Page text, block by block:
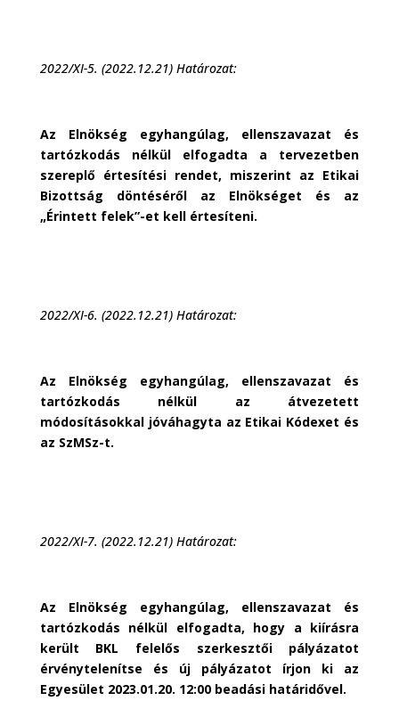
2022/XI-5. (2022.12.21) Határozat:
Az Elnökség egyhangúlag, ellenszavazat és
tartózkodás nélkül elfogadta a tervezetben
szereplő értesítési rendet, miszerint az Etikai
Bizottság döntéséről az Elnökséget és az
„Érintett felek”-et kell értesíteni.
2022/XI-6. (2022.12.21) Határozat:
Az Elnökség egyhangúlag, ellenszavazat és
tartózkodás nélkül az átvezetett
módosításokkal jóváhagyta az Etikai Kódexet és
az SzMSz-t.
2022/XI-7. (2022.12.21) Határozat:
Az Elnökség egyhangúlag, ellenszavazat és
tartózkodás nélkül elfogadta, hogy a kiírásra
került BKL felelős szerkesztői pályázatot
érvénytelenítse és új pályázatot írjon ki az
Egyesület 2023.01.20. 12:00 beadási határidővel.